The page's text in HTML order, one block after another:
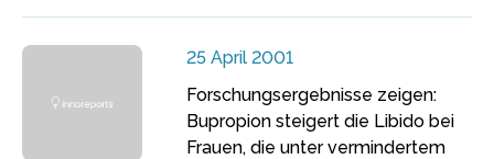
25 April 2001
Forschungsergebnisse zeigen:
Bupropion steigert die Libido bei
Frauen, die unter vermindertem